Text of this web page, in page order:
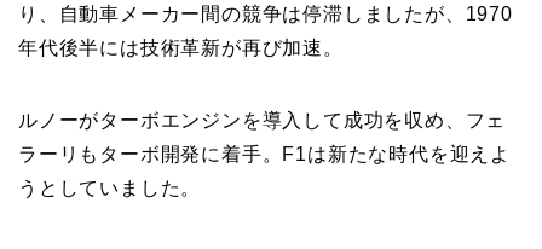
り、自動車メーカー間の競争は停滞しましたが、1970
年代後半には技術革新が再び加速。
ルノーがターボエンジンを導入して成功を収め、フェ
ラーリもターボ開発に着手。F1は新たな時代を迎えよ
うとしていました。